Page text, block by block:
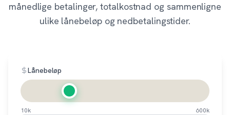
månedlige betalinger, totalkostnad og sammenligne
ulike lånebeløp og nedbetalingstider.
Lånebeløp
10k 600k